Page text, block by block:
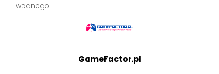
wodnego.
GameFactor.pl